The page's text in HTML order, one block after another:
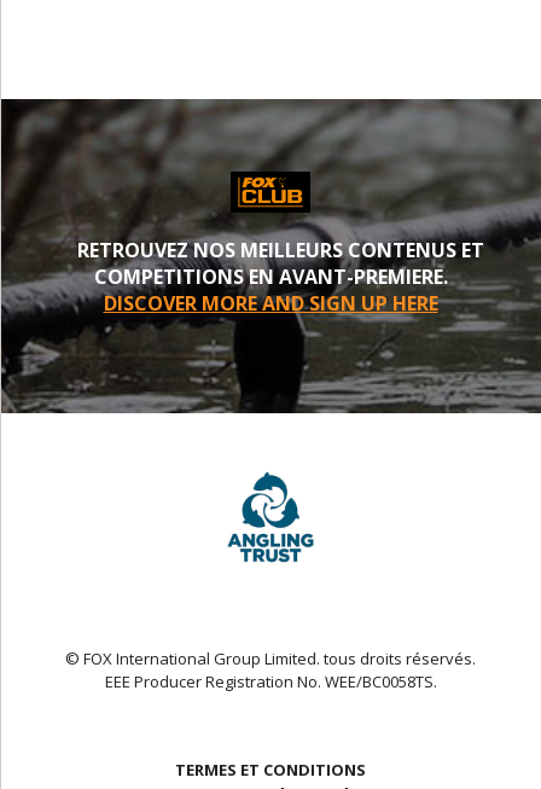
RETROUVEZ NOS MEILLEURS CONTENUS ET
COMPETITIONS EN AVANT-PREMIERE.
DISCOVER MORE AND SIGN UP HERE
© FOX International Group Limited. tous droits réservés.
EEE Producer Registration No. WEE/BC0058TS.
TERMES ET CONDITIONS